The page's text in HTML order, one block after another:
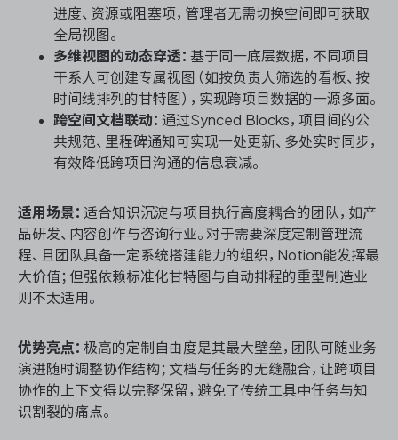
进度、资源或阻塞项，管理者无需切换空间即可获取
全局视图。
多维视图的动态穿透： 基于同一底层数据，不同项目
干系人可创建专属视图（如按负责人筛选的看板、按
时间线排列的甘特图），实现跨项目数据的一源多面。
跨空间文档联动： 通过Synced Blocks，项目间的公
共规范、里程碑通知可实现一处更新、多处实时同步，
有效降低跨项目沟通的信息衰减。
适用场景： 适合知识沉淀与项目执行高度耦合的团队，如产
品研发、内容创作与咨询行业。对于需要深度定制管理流
程、且团队具备一定系统搭建能力的组织，Notion能发挥最
大价值；但强依赖标准化甘特图与自动排程的重型制造业
则不太适用。
优势亮点： 极高的定制自由度是其最大壁垒，团队可随业务
演进随时调整协作结构；文档与任务的无缝融合，让跨项目
协作的上下文得以完整保留，避免了传统工具中任务与知
识割裂的痛点。